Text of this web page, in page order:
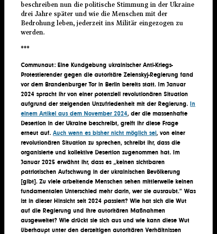
beschreiben nun die politische Stimmung in der Ukraine
drei Jahre später und wie die Menschen mit der
Bedrohung leben, jederzeit ins Militär eingezogen zu
werden.
***
Communaut: Eine Kundgebung ukrainischer Anti-Kriegs-
Protestierender gegen die autoritäre Zelenskyj-Regierung fand
vor dem Brandenburger Tor in Berlin bereits statt. Im Januar
2024 spracht ihr von einer potenziell revolutionären Situation
aufgrund der steigenden Unzufriedenheit mit der Regierung. In
einem Artikel aus dem November 2024, der die massenhafte
Desertion in der Ukraine beschreibt, greift ihr diese Frage
erneut auf.Auch wenn es bisher nicht möglich sei, von einer
revolutionären Situation zu sprechen, schreibt ihr, dass die
organisierte und kollektive Desertion zugenommen hat. Im
Januar 2025 erwähnt ihr, dass es „keinen sichtbaren
patriotischen Aufschwung in der ukrainischen Bevölkerung
[gibt]. Zu viele arbeitende Menschen sehen mittlerweile keinen
fundamentalen Unterschied mehr darin, wer sie ausraubt.“ Was
ist in dieser Hinsicht seit 2024 passiert? Wie hat sich die Wut
auf die Regierung und ihre autoritären Maßnahmen
ausgeweitet? Wie drückt sie sich aus und wie kann diese Wut
überhaupt unter den derzeitigen autoritären Verhältnissen